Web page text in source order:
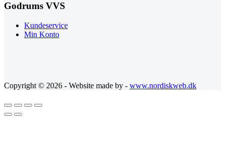
Godrums VVS
Kundeservice
Min Konto
Copyright © 2026 - Website made by - www.nordiskweb.dk